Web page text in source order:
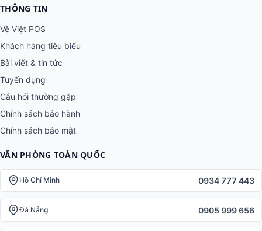
THÔNG TIN
Về Việt POS
Khách hàng tiêu biểu
Bài viết & tin tức
Tuyển dụng
Câu hỏi thường gặp
Chính sách bảo hành
Chính sách bảo mật
VĂN PHÒNG TOÀN QUỐC
Hồ Chí Minh 0934 777 443
Đà Nẵng 0905 999 656